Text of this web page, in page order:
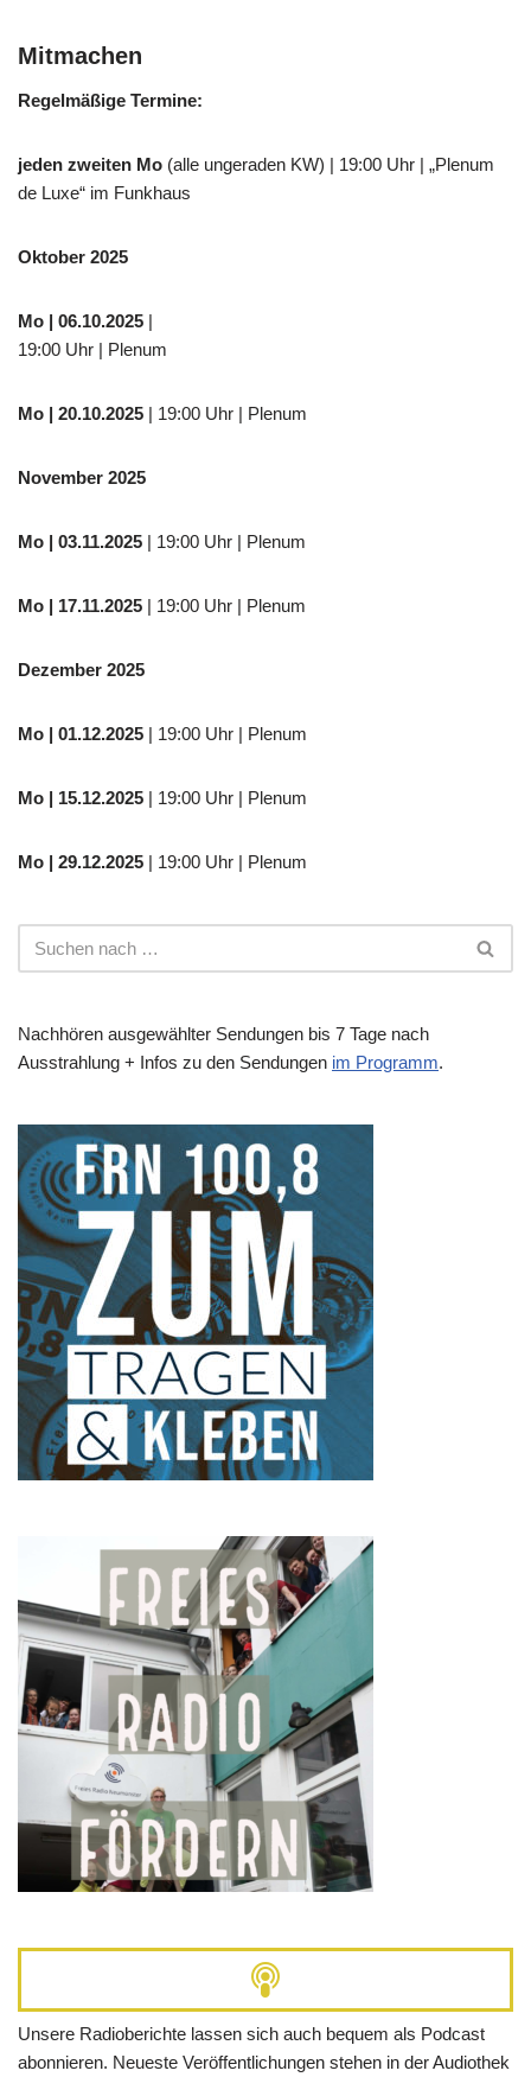
Mitmachen
Regelmäßige Termine:
jeden zweiten Mo (alle ungeraden KW) | 19:00 Uhr | „Plenum
de Luxe“ im Funkhaus
Oktober 2025
Mo | 06.10.2025 |
19:00 Uhr | Plenum
Mo | 20.10.2025 | 19:00 Uhr | Plenum
November 2025
Mo | 03.11.2025 | 19:00 Uhr | Plenum
Mo | 17.11.2025 | 19:00 Uhr | Plenum
Dezember 2025
Mo | 01.12.2025 | 19:00 Uhr | Plenum
Mo | 15.12.2025 | 19:00 Uhr | Plenum
Mo | 29.12.2025 | 19:00 Uhr | Plenum
Nachhören ausgewählter Sendungen bis 7 Tage nach
Ausstrahlung + Infos zu den Sendungen im Programm.
Unsere Radioberichte lassen sich auch bequem als Podcast
abonnieren. Neueste Veröffentlichungen stehen in der Audiothek